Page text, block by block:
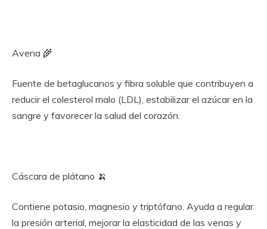
Avena 🌾
Fuente de betaglucanos y fibra soluble que contribuyen a
reducir el colesterol malo (LDL), estabilizar el azúcar en la
sangre y favorecer la salud del corazón.
Cáscara de plátano 🍌
Contiene potasio, magnesio y triptófano. Ayuda a regular
la presión arterial, mejorar la elasticidad de las venas y